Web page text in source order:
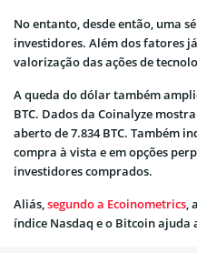
No entanto, desde então, uma
investidores. Além dos fatores
valorização das ações de
A queda do dólar também
BTC. Dados da Coinalyze
aberto de 7.834 BTC. Também
compra à vista e em opções
investidores comprados.
Aliás,segundo a Ecoinometrics,
índice Nasdaq e o Bitcoin ajuda